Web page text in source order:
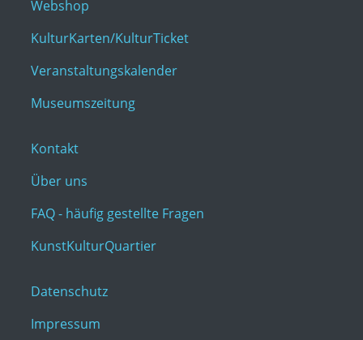
Webshop
KulturKarten/KulturTicket
Veranstaltungskalender
Museumszeitung
Kontakt
Über uns
FAQ - häufig gestellte Fragen
KunstKulturQuartier
Datenschutz
Impressum